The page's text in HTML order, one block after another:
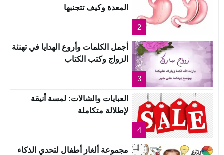
2
المعدة وكيف تتجنبها
3
أجمل الكلمات وأروع الهدايا في تهنئة
الزواج وكتب الكتاب
4
العبايات والشالات: لمسة أنيقة
لإطلالة متكاملة
مجموعة ألغاز أطفال لتحدي الذكاء